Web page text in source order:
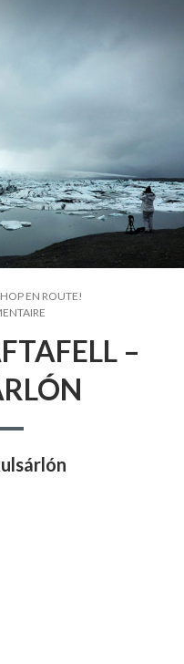
HOP EN ROUTE!
4
–
SKAFTAFELL
–
–